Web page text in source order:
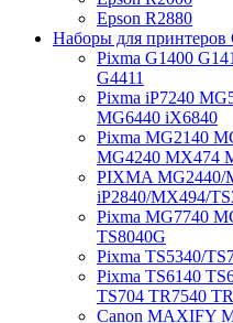
Epson R2880
Наборы для принтеров
Pixma G1400
G4411
Pixma iP7240
MG6440 iX6840
Pixma MG2140
MG4240 MX474
PIXMA MG2440/
iP2840/MX494/
Pixma MG7740
TS8040G
Pixma TS5340/
Pixma TS6140
TS704 TR7540
Canon MAXIFY